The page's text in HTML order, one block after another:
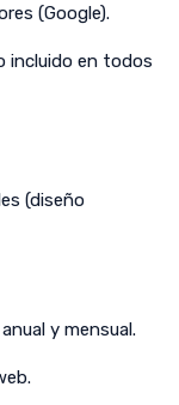
(Google).
incluido en todos
(diseño
y mensual.